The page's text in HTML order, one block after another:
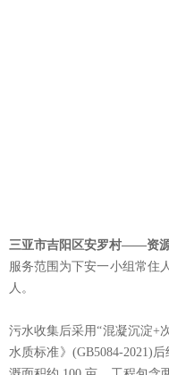
三亚市吉阳区安罗村——资
服务范围为下安一小组常住
人。
污水收集后采用“混凝沉淀+
水质标准》(GB5084-2021)